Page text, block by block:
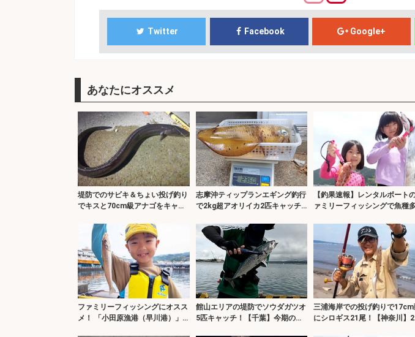
Twitter Facebook Google+
あなたにオススメ
堤防でのサビキ＆ちょい投げ釣り
でキスと70cm級アナゴをキャッ
志摩沖ティップランエギング釣行
で2kg超アオリイカ2匹キャッチ
【釣果速報】レンタルボート
ァミリーフィッシングで魚種
ファミリーフィッシングにオスス
メ！ 「小田原漁港（早川港）」
館山エリアの堤防でソウダガツオ
5匹キャッチ！【千葉】今期の魚
三浦海岸での投げ釣りで17cm
にシロギス21尾！【神奈川】2